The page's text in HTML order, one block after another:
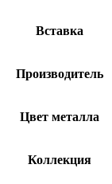
Вставка
Производитель
Цвет металла
Коллекция